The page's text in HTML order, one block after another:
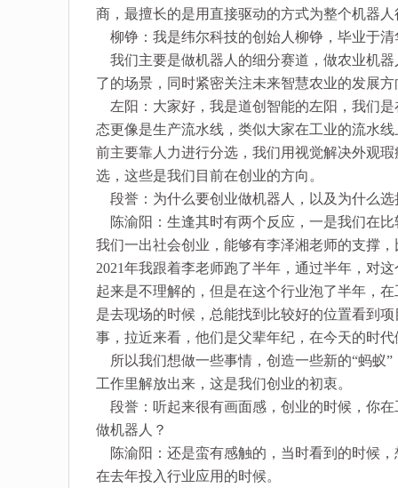
商，最擅长的是用直接驱动的方式为整个机器
柳铮：我是纬尔科技的创始人柳铮，毕业于
我们主要是做机器人的细分赛道，做农业机
了的场景，同时紧密关注未来智慧农业的发展
左阳：大家好，我是道创智能的左阳，我们
态更像是生产流水线，类似大家在工业的流水
前主要靠人力进行分选，我们用视觉解决外观
选，这些是我们目前在创业的方向。
段誉：为什么要创业做机器人，以及为什么选
陈渝阳：生逢其时有两个反应，一是我们在
我们一出社会创业，能够有李泽湘老师的支撑
2021年我跟着李老师跑了半年，通过半年，对
起来是不理解的，但是在这个行业泡了半年，
是去现场的时候，总能找到比较好的位置看到
事，拉近来看，他们是父辈年纪，在今天的时
所以我们想做一些事情，创造一些新的“蚂蚁
工作里解放出来，这是我们创业的初衷。
段誉：听起来很有画面感，创业的时候，你
做机器人？
陈渝阳：还是蛮有感触的，当时看到的时候
在去年投入行业应用的时候。